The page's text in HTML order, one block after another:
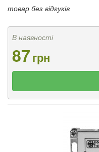
товар без відгуків
В наявності
87грн